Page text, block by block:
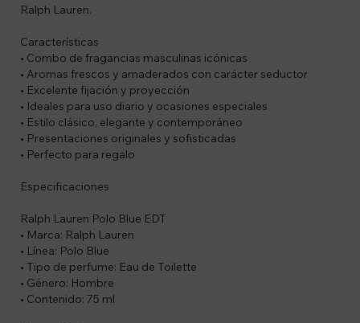
Ralph Lauren.
Características
• Combo de fragancias masculinas icónicas
• Aromas frescos y amaderados con carácter seductor
• Excelente fijación y proyección
• Ideales para uso diario y ocasiones especiales
• Estilo clásico, elegante y contemporáneo
• Presentaciones originales y sofisticadas
• Perfecto para regalo
Especificaciones
Ralph Lauren Polo Blue EDT
• Marca: Ralph Lauren
• Línea: Polo Blue
• Tipo de perfume: Eau de Toilette
• Género: Hombre
• Contenido: 75 ml